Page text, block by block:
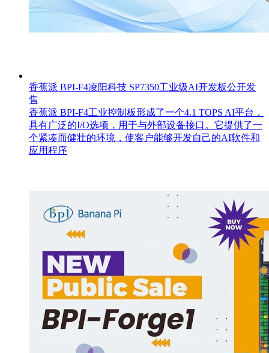
香蕉派 BPI-F4凌阳科技 SP7350工业级AI开发板公开发
售
香蕉派 BPI-F4工业控制板形成了一个4.1 TOPS AI平台，
具有广泛的I/O选项，用于与外部设备接口。它提供了一
个紧凑而健壮的环境，使客户能够开发自己的AI软件和
应用程序